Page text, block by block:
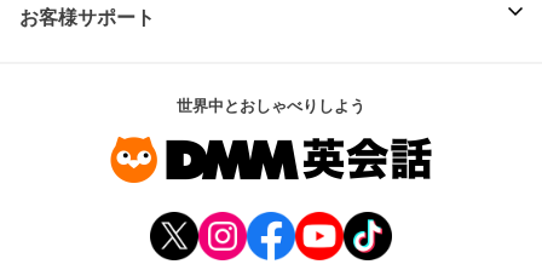
お客様サポート
世界中とおしゃべりしよう